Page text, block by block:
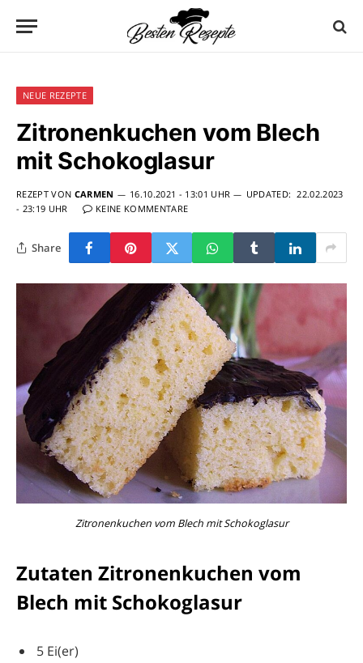
NEUE REZEPTE
Zitronenkuchen vom Blech
mit Schokoglasur
REZEPT VON CARMEN 16.10.2021 - 13:01 UHR UPDATED: 22.02.2023
- 23:19 UHR
KEINE KOMMENTARE
Share
Zitronenkuchen vom Blech mit Schokoglasur
Zutaten Zitronenkuchen vom
Blech mit Schokoglasur
5 Ei(er)